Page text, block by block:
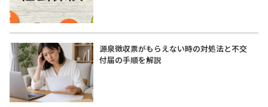
源泉徴収票がもらえない時の対処法と不交
付届の手順を解説